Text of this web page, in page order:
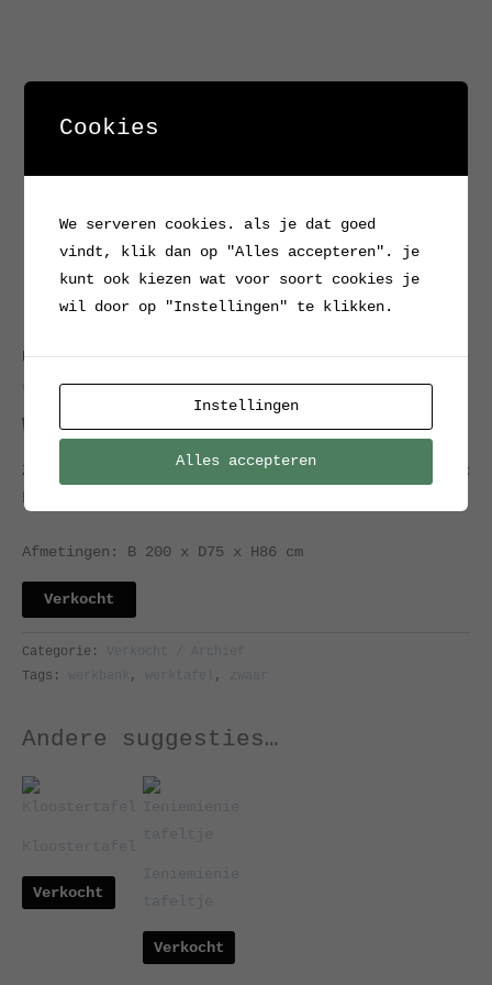
Home/Verkocht / Archief/ Werktafel
Verkocht / Archief
Werktafel
Zware werktafel, met metalen onderstel en multiplex
blad
Afmetingen: B 200 x D75 x H86 cm
Verkocht
Categorie:
Tags:
, ,
Andere suggesties…
Verkocht
Verkocht
Cookies
We serveren cookies. als je dat goed
vindt, klik dan op "Alles accepteren". je
kunt ook kiezen wat voor soort cookies je
wil door op "Instellingen" te klikken.
Instellingen
Alles accepteren